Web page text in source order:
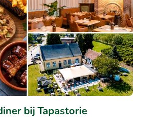
bij Tapastorie